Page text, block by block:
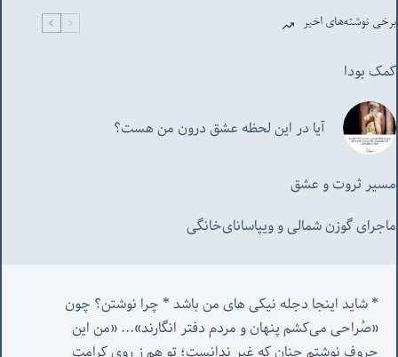
برخی نوشته‌های اخیر
کمک بودا
آیا در این لحظه عشق درون من هست؟
مسیر ثروت و عشق
ماجرای گوزن شمالی و‌ ویپاسانای‌خانگی
«صُراحی می‌کشم پنهان‌ و مردم‌ دفتر انگارند»... «